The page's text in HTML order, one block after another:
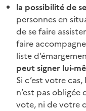
la possibilité de
personnes en
de se faire
faire
liste
peut signer lui-
Si c’est votre
n’est pas
vote, ni de votre